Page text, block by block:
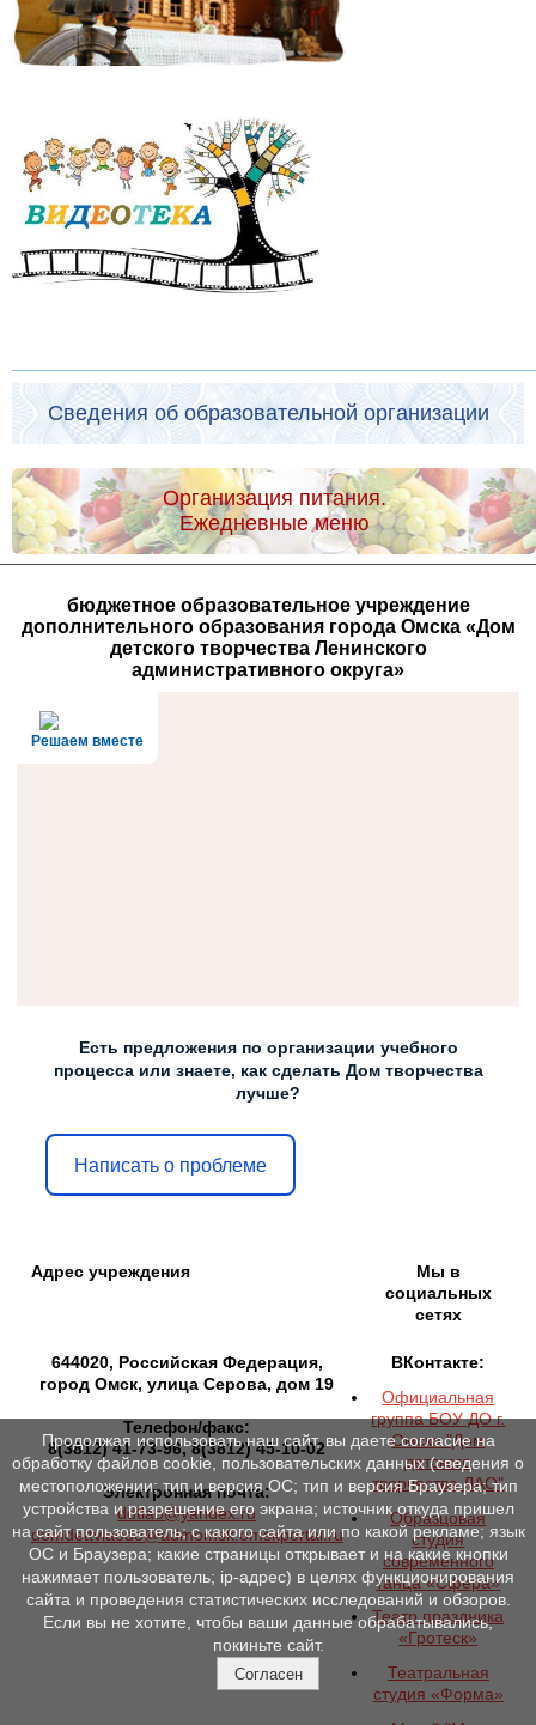
Сведения об образовательной организации
Организация питания.
Ежедневные меню
бюджетное образовательное учреждение
дополнительного образования города Омска «Дом
детского творчества Ленинского
административного округа»
Решаем вместе
Есть предложения по организации учебного
процесса или знаете, как сделать Дом творчества
лучше?
Написать о проблеме
Адрес учреждения
Мы в
социальных
сетях
644020, Российская Федерация,
город Омск, улица Серова, дом 19
Телефон/факс:
8(3812) 41-73-96, 8(3812) 45-10-02
Электронная почта:
ddtlao@yandex.ru
domdettvlaodo@admomsk.omskportal.ru
ВКонтакте:
Официальная
группа БОУ ДО г.
Омска "Дом
детского
творчества ЛАО"
Образцовая
студия
современного
танца «Сфера»
Театр праздника
«Гротеск»
Театральная
студия «Форма»
Продолжая использовать наш сайт, вы даете согласие на
обработку файлов cookie, пользовательских данных (сведения о
местоположении; тип и версия ОС; тип и версия Браузера; тип
устройства и разрешение его экрана; источник откуда пришел
на сайт пользователь; с какого сайта или по какой рекламе; язык
ОС и Браузера; какие страницы открывает и на какие кнопки
нажимает пользователь; ip-адрес) в целях функционирования
сайта и проведения статистических исследований и обзоров.
Если вы не хотите, чтобы ваши данные обрабатывались,
покиньте сайт.
Согласен